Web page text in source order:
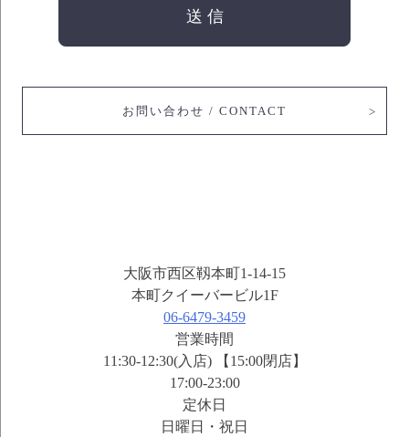
お問い合わせ / CONTACT
大阪市西区靱本町1-14-15
本町クイーバービル1F
06-6479-3459
営業時間
11:30-12:30(入店) 【15:00閉店】
17:00-23:00
定休日
日曜日・祝日